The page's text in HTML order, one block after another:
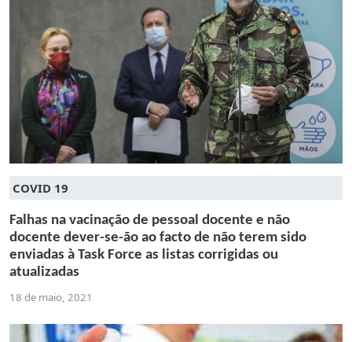
COVID 19
Falhas na vacinação de pessoal docente e não
docente dever-se-ão ao facto de não terem sido
enviadas à Task Force as listas corrigidas ou
atualizadas
18 de maio, 2021